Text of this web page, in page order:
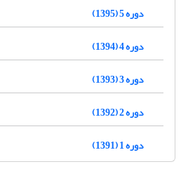
دوره 5 (1395)
دوره 4 (1394)
دوره 3 (1393)
دوره 2 (1392)
دوره 1 (1391)